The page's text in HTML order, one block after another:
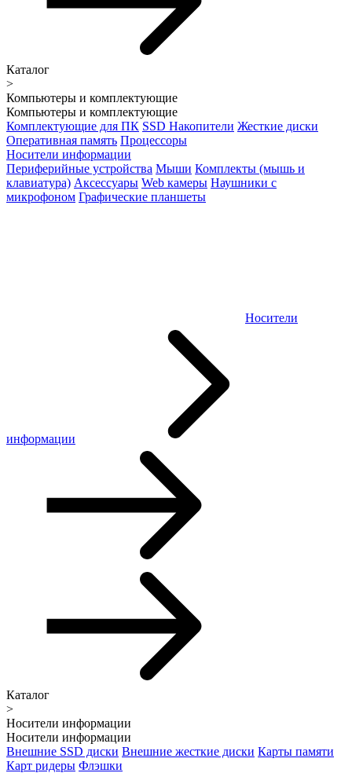
Каталог
>
Компьютеры и комплектующие
Компьютеры и комплектующие
Комплектующие для ПК SSD Накопители Жесткие диски
Оперативная память Процессоры
Носители информации
Периферийные устройства Мыши Комплекты (мышь и
клавиатура) Аксессуары Web камеры Наушники с
микрофоном Графические планшеты
Носители
информации
Каталог
>
Носители информации
Носители информации
Внешние SSD диски Внешние жесткие диски Карты памяти
Карт ридеры Флэшки